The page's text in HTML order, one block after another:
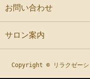
お問い合わせ
サロン案内
Copyright © リラクゼー